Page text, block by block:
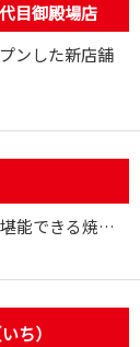
目御殿場店
ンした新店舗
ブランド牛「静岡そだち」が堪能できる焼肉店
ち）